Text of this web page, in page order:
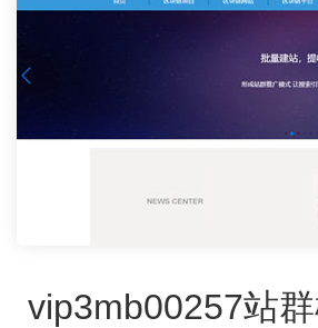
vip3mb00257站